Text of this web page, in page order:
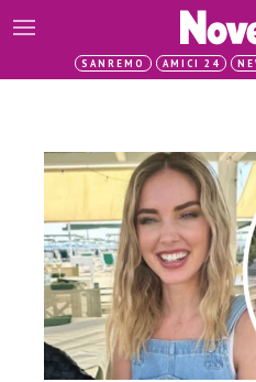
SANREMO AMICI 24